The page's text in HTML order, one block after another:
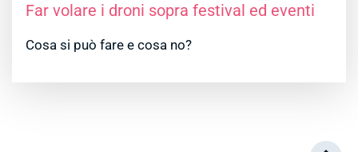
Far volare i droni sopra festival ed eventi
Cosa si può fare e cosa no?